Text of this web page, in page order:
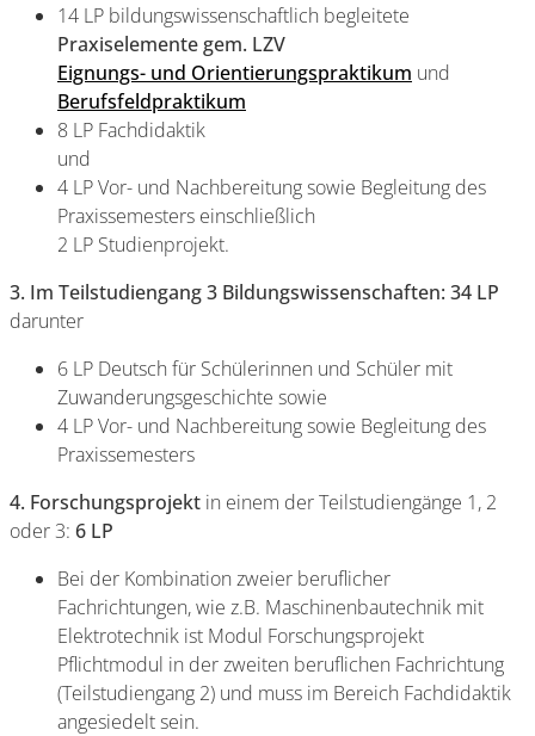
14 LP bildungswissenschaftlich begleitete
Praxiselemente gem. LZV
Eignungs- und Orientierungspraktikum und
Berufsfeldpraktikum
8 LP Fachdidaktik
und
4 LP Vor- und Nachbereitung sowie Begleitung des
Praxissemesters einschließlich
2 LP Studienprojekt.
3. Im Teilstudiengang 3 Bildungswissenschaften: 34 LP
darunter
6 LP Deutsch für Schülerinnen und Schüler mit
Zuwanderungsgeschichte sowie
4 LP Vor- und Nachbereitung sowie Begleitung des
Praxissemesters
4. Forschungsprojekt in einem der Teilstudiengänge 1, 2
oder 3: 6 LP
Bei der Kombination zweier beruflicher
Fachrichtungen, wie z.B. Maschinenbautechnik mit
Elektrotechnik ist Modul Forschungsprojekt
Pflichtmodul in der zweiten beruflichen Fachrichtung
(Teilstudiengang 2) und muss im Bereich Fachdidaktik
angesiedelt sein.